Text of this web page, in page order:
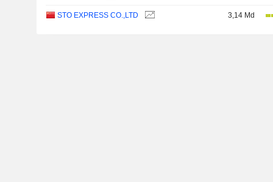
STO EXPRESS CO.,LTD 3,14 Md